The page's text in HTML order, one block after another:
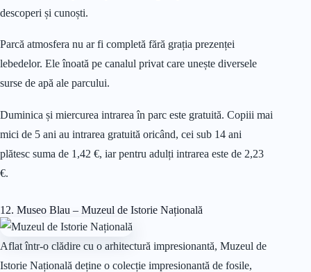
descoperi și cunoști.
Parcă atmosfera nu ar fi completă fără grația prezenței
lebedelor. Ele înoată pe canalul privat care unește diversele
surse de apă ale parcului.
Duminica și miercurea intrarea în parc este gratuită. Copiii mai
mici de 5 ani au intrarea gratuită oricând, cei sub 14 ani
plătesc suma de 1,42 €, iar pentru adulți intrarea este de 2,23
€.
12. Museo Blau – Muzeul de Istorie Națională
Aflat într-o clădire cu o arhitectură impresionantă, Muzeul de
Istorie Națională deține o colecție impresionantă de fosile,